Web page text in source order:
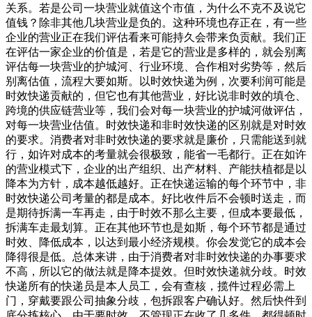
关系。若是公司一块营业就值这个市值，为什么不克不及说它
值钱？除非其他几块营业是负的。这种环境也存正在，有一些
企业的营业正在我们评估看来可能持久会带来负贡献。我们正
在评估一家企业的价值是，若是它的营业是多样的，就会别离
评估每一块营业的护城河、行业环境、合作相对劣势等，然后
别离估值，流程大要如斯。以时效快递为例，次要利润可能是
时效快递贡献的，但它也有其他营业，好比说非时效的填仓、
跨境的供应链营业等，我们会对每一块营业的护城河做评估，
对每一块营业估值。时效快递和非时效快递的区别就是对时效
的要求。消费者对非时效快递的要求就是廉价，只需能送到就
行，如许对成本的考量就会很极致，能省一毛都行。正在如许
的营业模式下，企业的出产组织、出产材料、产能扶植都是以
降本为方针，成本越低越好。正在快递运输的每个环节中，非
时效快递公司考量的都是成本。好比收件后不会顿时送走，而
是期待拆满一车再走，由于时效不那么主要，但成本要最低，
拆满车走最划算。正在其他环节也是如斯，每个环节都是通过
时效、降低成本，以达到最小经济规模。你会发觉它的成本会
降得很是低。总体来讲，由于消费者对非时效快递的办事要求
不高，所以它的做法就是降本提效。但时效快递就分歧。时效
快递所有的快递员是本人员工，会有查核，揽件过程必需上
门，穿戴要跟公司抽象分歧，包拆跟客户确认好。然后快件到